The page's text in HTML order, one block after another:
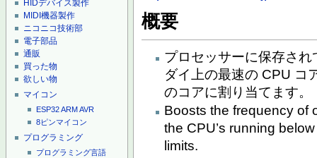
HIDデバイス製作
MIDI機器製作
ニコニコ技術部
電子部品
通販
買った物
欲しい物
マイコン
ESP32ARMAVR
8ピンマイコン
プログラミング
プログラミング言語
概要
プロセッサーに保存さ
ダイ上の最速の CPU コ
のコアに割り当てます。
Boosts the frequency of
the CPU’s running
limits.